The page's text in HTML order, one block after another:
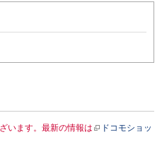
います。最新の情報は
ドコモショッ